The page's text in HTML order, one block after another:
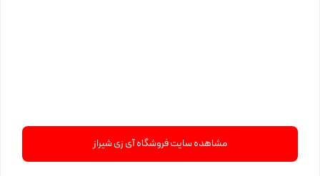
مشاهده سایت فروشگاه آی زی شیراز